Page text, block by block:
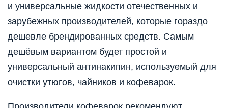
и универсальные жидкости отечественных и
зарубежных производителей, которые гораздо
дешевле брендированных средств. Самым
дешёвым вариантом будет простой и
универсальный антинакипин, используемый для
очистки утюгов, чайников и кофеварок.